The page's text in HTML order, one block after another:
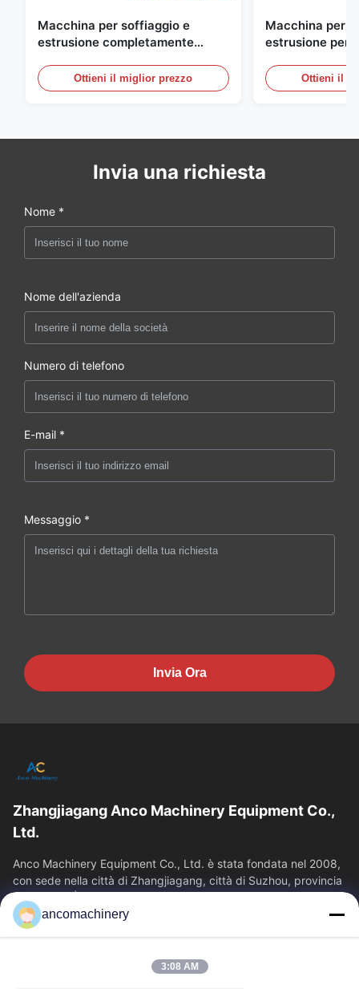
Macchina per soffiaggio e
estrusione completamente
Ottieni il miglior prezzo
Macchina per
estrusione
automatica per
Ottieni il
Invia una richiesta
Nome *
Nome dell'azienda
Numero di telefono
E-mail *
Messaggio *
Invia Ora
Zhangjiagang Anco Machinery Equipment Co.,
Ltd.
Anco Machinery Equipment Co., Ltd. è stata fondata nel 2008,
con sede nella città di Zhangjiagang, città di Suzhou, provincia
di Jiangsu. È...
Link Veloci
Chi Siamo
ancomachinery
3:08 AM